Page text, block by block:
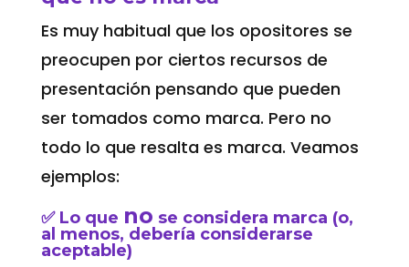
Es muy habitual que los opositores se
preocupen por ciertos recursos de
presentación pensando que pueden
ser tomados como marca. Pero no
todo lo que resalta es marca. Veamos
ejemplos:
✅ Lo que no se considera marca (o,
al menos, debería considerarse
aceptable)